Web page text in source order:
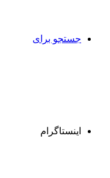
جستجو برای
اینستاگرام